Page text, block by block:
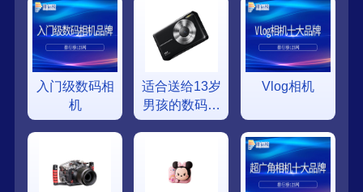
入门级数码相
机
适合送给13岁
男孩的数码相
机排行榜
Vlog相机